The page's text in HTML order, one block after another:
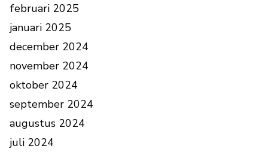
februari 2025
januari 2025
december 2024
november 2024
oktober 2024
september 2024
augustus 2024
juli 2024